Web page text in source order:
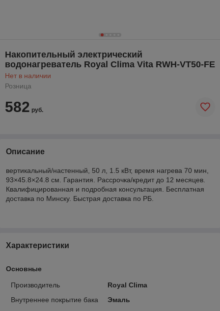
Накопительный электрический
водонагреватель Royal Clima Vita RWH-VT50-FE
Нет в наличии
Розница
582 руб.
Описание
вертикальный/настенный, 50 л, 1.5 кВт, время нагрева 70 мин,
93×45.8×24.8 см. Гарантия. Рассрочка/кредит до 12 месяцев.
Квалифицированная и подробная консультация. Бесплатная
доставка по Минску. Быстрая доставка по РБ.
Характеристики
Основные
Производитель
Royal Clima
Внутреннее покрытие бака
Эмаль